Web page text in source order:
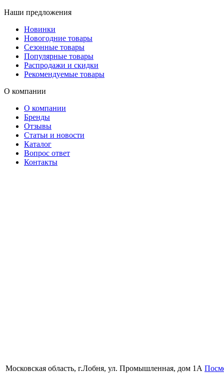
Наши предложения
Новинки
Новогодние товары
Сезонные товары
Популярные товары
Распродажи и скидки
Рекомендуемые товары
О компании
О компании
Бренды
Отзывы
Статьи и новости
Каталог
Вопрос ответ
Контакты
Московская область, г.Лобня, ул. Промышленная, дом 1А